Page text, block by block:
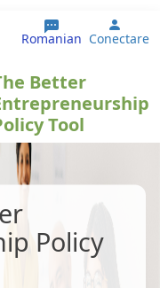
Romanian User
Conectare
Better
Tool
Policy